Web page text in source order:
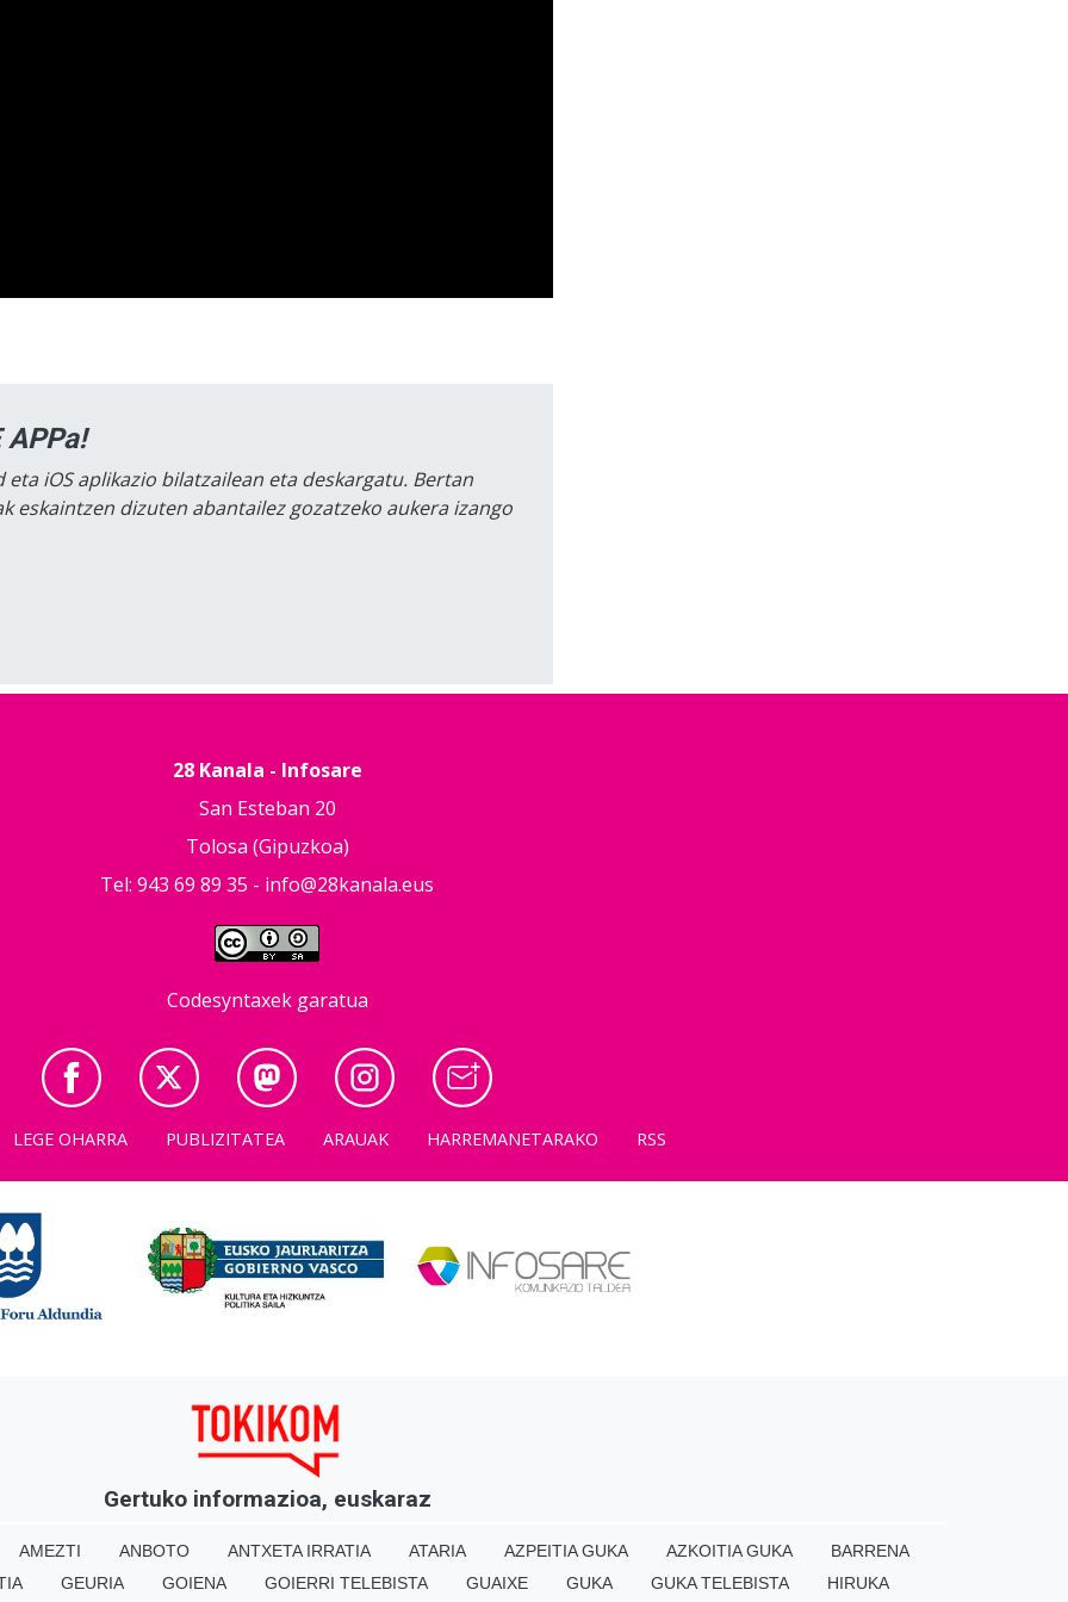
APPa!
iOS aplikazio bilatzailean eta deskargatu. Bertan
eskaintzen dizuten abantailez gozatzeko aukera izango
28 Kanala - Infosare
San Esteban 20
Tolosa (Gipuzkoa)
Tel: 943 69 89 35 - info@28kanala.eus
Codesyntaxek garatua
LEGE OHARRA PUBLIZITATEA ARAUAK HARREMANETARAKO RSS
Gertuko informazioa, euskaraz
AMEZTI ANBOTO ANTXETA IRRATIA ATARIA AZPEITIA GUKA AZKOITIA GUKA
BARRENA
GEURIA GOIENA GOIERRI TELEBISTA GUAIXE GUKA GUKA TELEBISTA HIRUKA